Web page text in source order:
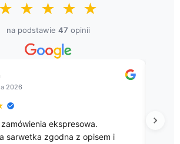
EKRI
149,00 zł
OWALNY OBRUS HAFTOWANY
189,00 zł
★ ★ ★ ★ ★
na podstawie 47 opinii
2026
ekspresowa.
sarwetka zgodna z opisem i